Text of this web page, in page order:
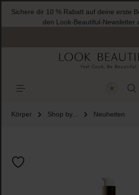
springen
Sichere dir 10 % Rabatt auf deine erste
den Look-Beautiful-Newsletter
Körper Shop by... Neuheiten